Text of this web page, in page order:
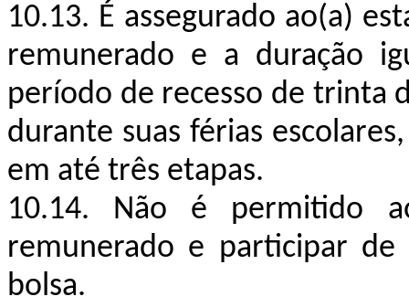
10.13. É assegurado ao(a)
remunerado e a duração
período de recesso de trinta
durante suas férias
em até três etapas.
10.14. Não é permitido
remunerado e participar
bolsa.